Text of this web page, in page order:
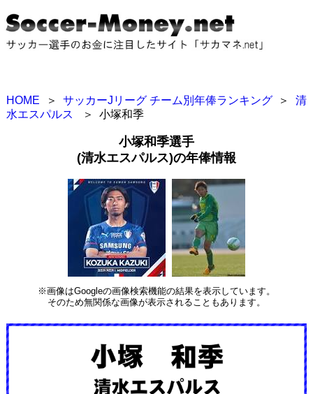
HOME ＞ サッカーJリーグ チーム別年俸ランキング ＞
清
水エスパルス
＞ 小塚和季
小塚和季選手
(清水エスパルス)の年俸情報
※画像はGoogleの画像検索機能の結果を表示しています。
そのため無関係な画像が表示されることもあります。